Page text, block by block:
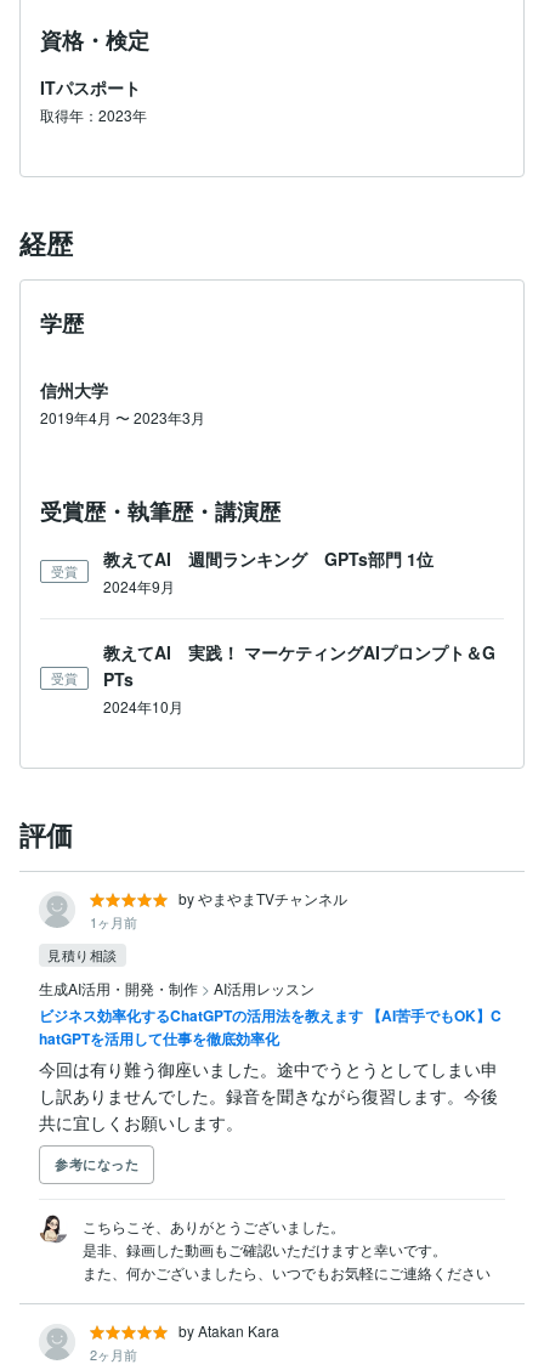
資格・検定
ITパスポート
取得年：2023年
経歴
学歴
信州大学
2019年4月 〜 2023年3月
受賞歴・執筆歴・講演歴
受賞
教えてAI 週間ランキング GPTs部門 1位
2024年9月
受賞
教えてAI 実践！ マーケティングAIプロンプト＆G
PTs
2024年10月
評価
by やまやまTVチャンネル
1ヶ月前
見積り相談
生成AI活用・開発・制作 > AI活用レッスン
ビジネス効率化するChatGPTの活用法を教えます 【AI苦手でもOK】C
hatGPTを活用して仕事を徹底効率化
今回は有り難う御座いました。途中でうとうとしてしまい申
し訳ありませんでした。録音を聞きながら復習します。今後
共に宜しくお願いします。
参考になった
こちらこそ、ありがとうございました。
是非、録画した動画もご確認いただけますと幸いです。
また、何かございましたら、いつでもお気軽にご連絡ください
by Atakan Kara
2ヶ月前